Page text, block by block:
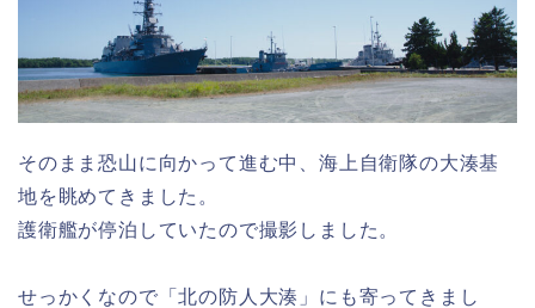
そのまま恐山に向かって進む中、海上自衛隊の大湊基
地を眺めてきました。
護衛艦が停泊していたので撮影しました。
せっかくなので「北の防人大湊」にも寄ってきまし